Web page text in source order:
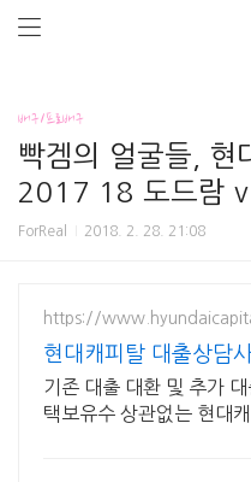
배구/프로배구
빡겜의 얼굴들, 현
2017 18 도드람 v
ForReal 2018. 2. 28. 21:08
https://
현대캐피탈 대출상담
기존 대출 대환 및 추가
택보유수 상관없는 현대